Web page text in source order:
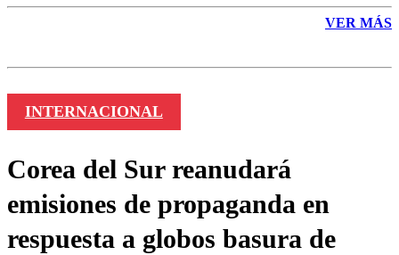
VER MÁS
INTERNACIONAL
Corea del Sur reanudará
emisiones de propaganda en
respuesta a globos basura de